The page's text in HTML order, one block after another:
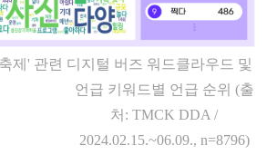
제 ' 관련 디지털 버즈 워드클라우드 및
언급 키워드별 언급 순위 (출
처 : TMCK DDA /
2024.02.15.~06.09., n=8796)